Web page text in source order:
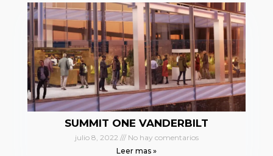
SUMMIT ONE VANDERBILT
julio 8, 2022
No hay comentarios
Leer mas »